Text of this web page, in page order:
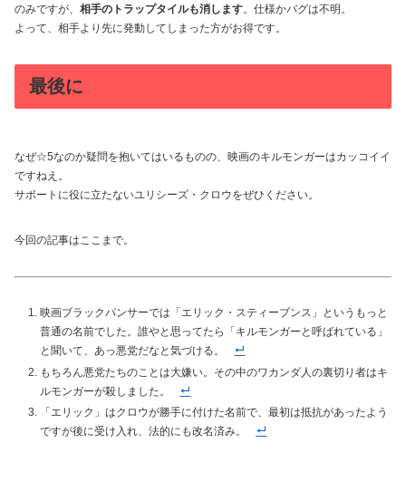
のみですが、 相手のトラップタイルも消します。仕様かバグは不明。
よって、相手より先に発動してしまった方がお得です。
最後に
なぜ☆5なのか疑問を抱いてはいるものの、映画のキルモンガーはカッコイイ
ですねえ。
サポートに役に立たないユリシーズ・クロウをぜひください。
今回の記事はここまで。
映画ブラックパンサーでは「エリック・スティーブンス」というもっと
普通の名前でした。誰やと思ってたら「キルモンガーと呼ばれている」
と聞いて、あっ悪党だなと気づける。
もちろん悪党たちのことは大嫌い。その中のワカンダ人の裏切り者はキ
ルモンガーが殺しました。
「エリック」はクロウが勝手に付けた名前で、最初は抵抗があったよう
ですが後に受け入れ、法的にも改名済み。